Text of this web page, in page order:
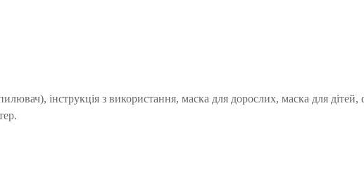
інструкція з використання, маска для дорослих, маска для дітей,